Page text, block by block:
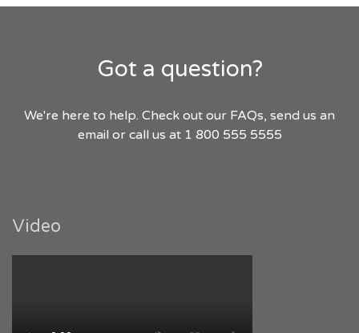
Got a question?
We're here to help. Check out our FAQs, send us an
email or call us at 1 800 555 5555
Video